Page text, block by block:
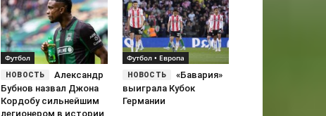
Футбол
Александр
Бубнов назвал Джона
Кордобу сильнейшим
легионером в истории
Футбол • Европа
«Бавария»
выиграла Кубок
Германии